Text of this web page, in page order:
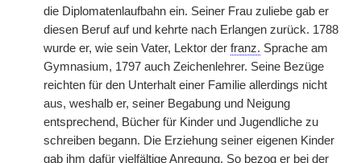
die Diplomatenlaufbahn ein. Seiner Frau zuliebe gab er
diesen Beruf auf und kehrte nach Erlangen zurück. 1788
wurde er, wie sein Vater, Lektor der franz. Sprache am
Gymnasium, 1797 auch Zeichenlehrer. Seine Bezüge
reichten für den Unterhalt einer Familie allerdings nicht
aus, weshalb er, seiner Begabung und Neigung
entsprechend, Bücher für Kinder und Jugendliche zu
schreiben begann. Die Erziehung seiner eigenen Kinder
gab ihm dafür vielfältige Anregung. So bezog er bei der